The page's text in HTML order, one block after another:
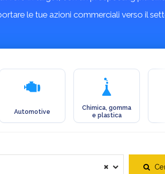
le tue azioni commerciali verso il
Automotive
Chimica, gomma
e plastica